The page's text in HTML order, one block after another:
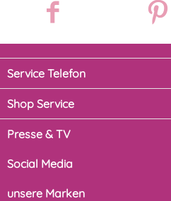
Service Telefon
Shop Service
Presse & TV
Social Media
unsere Marken